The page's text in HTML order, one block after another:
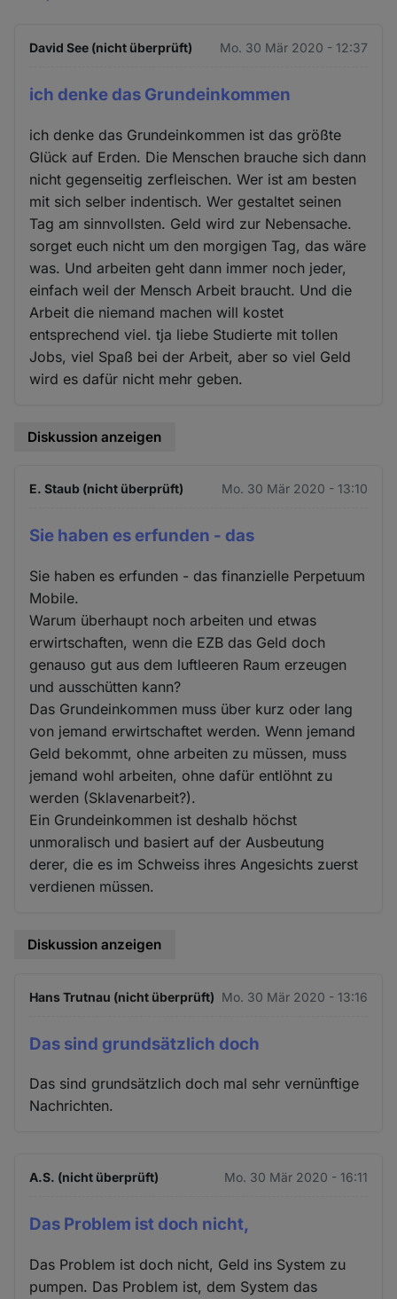
David See (nicht überprüft) Mo. 30 Mär 2020 - 12:37
ich denke das Grundeinkommen
ich denke das Grundeinkommen ist das größte
Glück auf Erden. Die Menschen brauche sich dann
nicht gegenseitig zerfleischen. Wer ist am besten
mit sich selber indentisch. Wer gestaltet seinen
Tag am sinnvollsten. Geld wird zur Nebensache.
sorget euch nicht um den morgigen Tag, das wäre
was. Und arbeiten geht dann immer noch jeder,
einfach weil der Mensch Arbeit braucht. Und die
Arbeit die niemand machen will kostet
entsprechend viel. tja liebe Studierte mit tollen
Jobs, viel Spaß bei der Arbeit, aber so viel Geld
wird es dafür nicht mehr geben.
Diskussion anzeigen
E. Staub (nicht überprüft) Mo. 30 Mär 2020 - 13:10
Sie haben es erfunden - das
Sie haben es erfunden - das finanzielle Perpetuum
Mobile.
Warum überhaupt noch arbeiten und etwas
erwirtschaften, wenn die EZB das Geld doch
genauso gut aus dem luftleeren Raum erzeugen
und ausschütten kann?
Das Grundeinkommen muss über kurz oder lang
von jemand erwirtschaftet werden. Wenn jemand
Geld bekommt, ohne arbeiten zu müssen, muss
jemand wohl arbeiten, ohne dafür entlöhnt zu
werden (Sklavenarbeit?).
Ein Grundeinkommen ist deshalb höchst
unmoralisch und basiert auf der Ausbeutung
derer, die es im Schweiss ihres Angesichts zuerst
verdienen müssen.
Diskussion anzeigen
Hans Trutnau (nicht überprüft) Mo. 30 Mär 2020 - 13:16
Das sind grundsätzlich doch
Das sind grundsätzlich doch mal sehr vernünftige
Nachrichten.
A.S. (nicht überprüft) Mo. 30 Mär 2020 - 16:11
Das Problem ist doch nicht,
Das Problem ist doch nicht, Geld ins System zu
pumpen. Das Problem ist, dem System das